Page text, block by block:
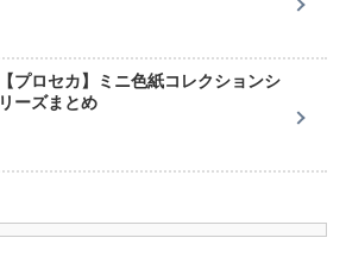
【プロセカ】ミニ色紙コレクションシ
リーズまとめ